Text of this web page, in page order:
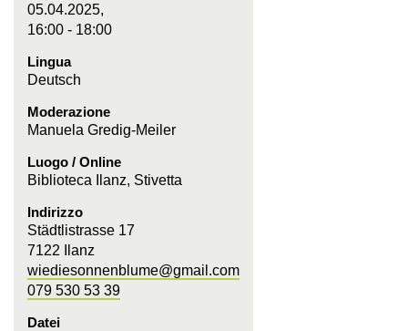
05.04.2025,
16:00 - 18:00
Lingua
Deutsch
Moderazione
Manuela Gredig-Meiler
Luogo / Online
Biblioteca Ilanz, Stivetta
Indirizzo
Städtlistrasse 17
7122 Ilanz
wiediesonnenblume@gmail.com
079 530 53 39
Datei